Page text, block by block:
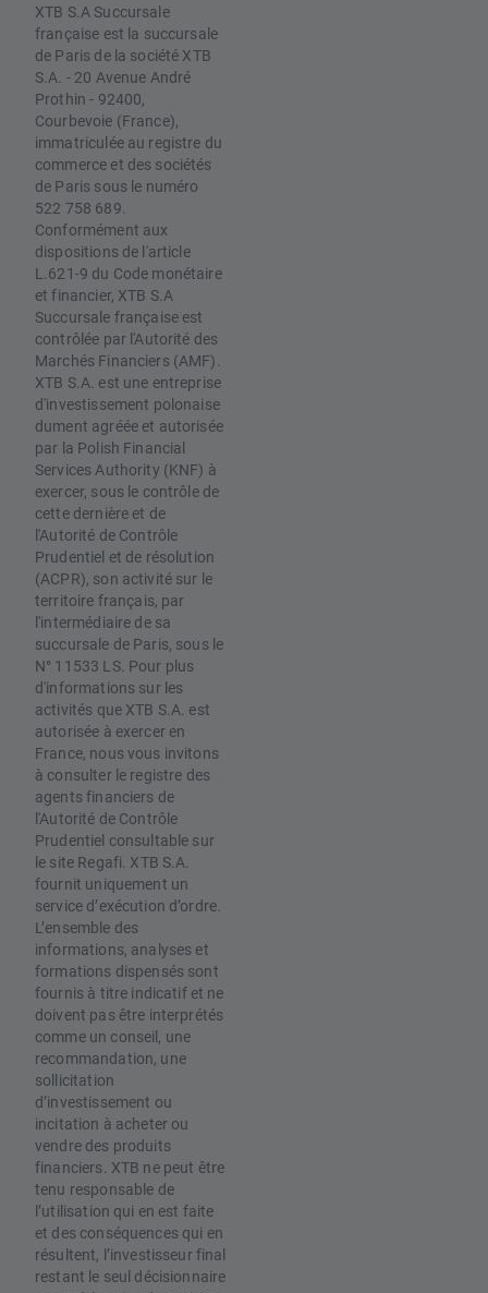
XTB S.A Succursale
française est la succursale
de Paris de la société XTB
S.A. - 20 Avenue André
Prothin - 92400,
Courbevoie (France),
immatriculée au registre du
commerce et des sociétés
de Paris sous le numéro
522 758 689.
Conformément aux
dispositions de l'article
L.621-9 du Code monétaire
et financier, XTB S.A
Succursale française est
contrôlée par l'Autorité des
Marchés Financiers (AMF).
XTB S.A. est une entreprise
d'investissement polonaise
dument agréée et autorisée
par la Polish Financial
Services Authority (KNF) à
exercer, sous le contrôle de
cette dernière et de
l'Autorité de Contrôle
Prudentiel et de résolution
(ACPR), son activité sur le
territoire français, par
l'intermédiaire de sa
succursale de Paris, sous le
N° 11533 LS. Pour plus
d'informations sur les
activités que XTB S.A. est
autorisée à exercer en
France, nous vous invitons
à consulter le registre des
agents financiers de
l'Autorité de Contrôle
Prudentiel consultable sur
le site Regafi. XTB S.A.
fournit uniquement un
service d’exécution d’ordre.
L’ensemble des
informations, analyses et
formations dispensés sont
fournis à titre indicatif et ne
doivent pas être interprétés
comme un conseil, une
recommandation, une
sollicitation
d’investissement ou
incitation à acheter ou
vendre des produits
financiers. XTB ne peut être
tenu responsable de
l’utilisation qui en est faite
et des conséquences qui en
résultent, l’investisseur final
restant le seul décisionnaire